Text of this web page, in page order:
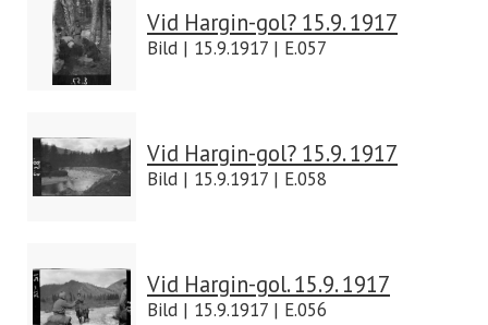
Vid Hargin-gol? 15.9. 1917
Bild | 15.9.1917 | E.057
Vid Hargin-gol? 15.9. 1917
Bild | 15.9.1917 | E.058
Vid Hargin-gol. 15.9. 1917
Bild | 15.9.1917 | E.056